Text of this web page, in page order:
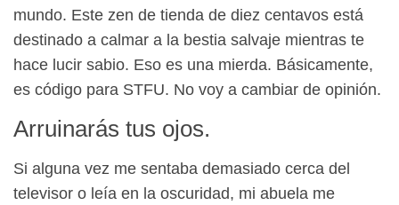
mundo. Este zen de tienda de diez centavos está
destinado a calmar a la bestia salvaje mientras te
hace lucir sabio. Eso es una mierda. Básicamente,
es código para STFU. No voy a cambiar de opinión.
Arruinarás tus ojos.
Si alguna vez me sentaba demasiado cerca del
televisor o leía en la oscuridad, mi abuela me